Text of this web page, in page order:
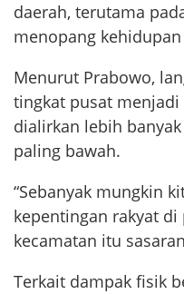
daerah, terutama
menopang
Menurut Prabowo,
tingkat pusat
dialirkan lebih
paling bawah.
“Sebanyak mungkin
kepentingan rakyat di
kecamatan itu
Terkait dampak fisik